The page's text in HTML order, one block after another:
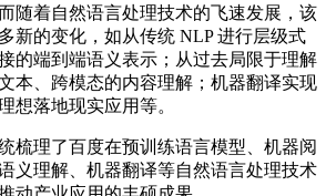
随着自然语言处理技术的飞速发展，该
新的变化，如从传统 NLP 进行层级式
的端到端语义表示；从过去局限于理解
本、跨模态的内容理解；机器翻译实现
想落地现实应用等。
理了百度在预训练语言模型、机器阅
义理解、机器翻译等自然语言处理技术